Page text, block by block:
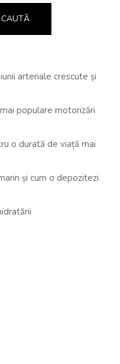
CAUTĂ
arteriale crescute și
populare motorizări
o durată de viață mai
și cum o depozitezi